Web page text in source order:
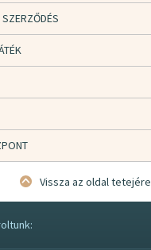
Vissza az oldal tetejére